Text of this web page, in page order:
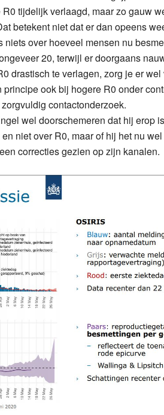
tijdelijk verlaagd, maar zo gauw
betekent niet dat er dan opeens
over hoeveel mensen nu
20, terwijl er doorgaans
drastisch te verlagen, zorg je er
ook bij hogere R0 onder
contactonderzoek.
wel doorschemeren dat hij erop
niet over R0, maar of hij het nu
correcties gezien op zijn kanalen.